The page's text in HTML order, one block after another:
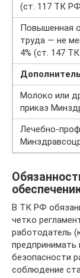
(ст. 117 ТК
Повышенная
труда — не
4% (ст. 147
Молоко или
приказ
Лечебно-
В ТК РФ
четко
работодатель
предпринимать
безопасности
соблюдение